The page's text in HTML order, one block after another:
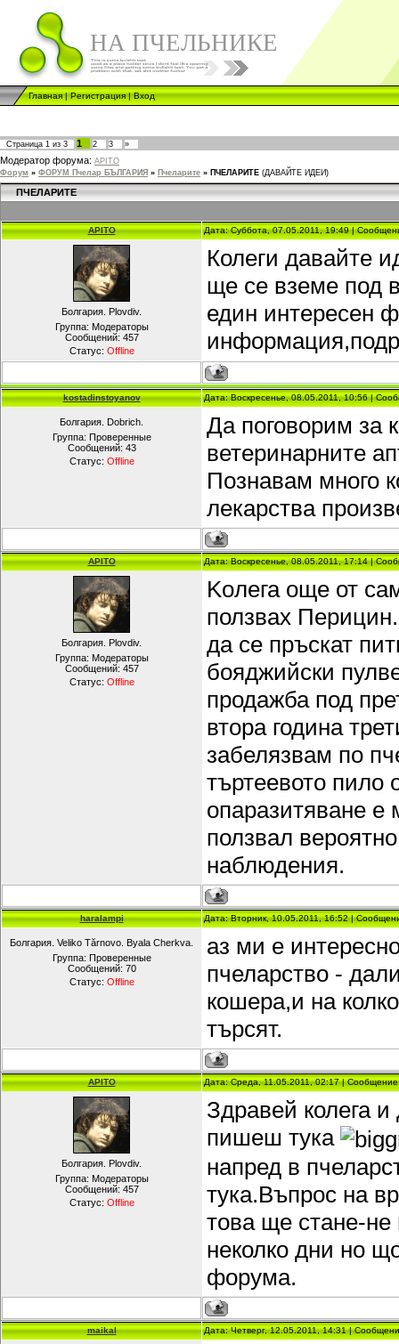
НА ПЧЕЛЬНИКЕ
Главная|Регистрация|Вход
Страница 1 из 3 1 2 3 »
Модератор форума: APITO
Форум » ФОРУМ Пчелар БЪЛГАРИЯ » Пчеларите » ПЧЕЛАРИТЕ (ДАВАЙТЕ ИДЕИ)
ПЧЕЛАРИТЕ
APITO Дата: Суббота, 07.05.2011, 19:49 |
Болгария. Plovdiv.
Группа: Модераторы
Сообщений: 457
Статус: Offline
Колеги давайте
ще се вземе под
един интересен
kostadinstoyanov Дата: Воскресенье, 08.05.2011, 10:56 |
Болгария. Dobrich.
Группа: Проверенные
Сообщений: 43
Статус: Offline
Да поговорим за
ветеринарните
Познавам много
лекарства
APITO Дата: Воскресенье, 08.05.2011, 17:14 |
Болгария. Plovdiv.
Группа: Модераторы
Сообщений: 457
Статус: Offline
Koлега още от
ползвах
да се пръскат
бояджийски
продажба под
втора година
забелязвам по
търтеевото пило
опаразитяване е
ползвал
наблюдения.
haralampi Дата: Вторник, 10.05.2011, 16:52 |
Болгария. Veliko Tărnovo. Byala Cherkva.
Группа: Проверенные
Сообщений: 70
Статус: Offline
аз ми е
пчеларство -
кошера,и на
търсят.
APITO Дата: Среда, 11.05.2011, 02:17 |
Болгария. Plovdiv.
Группа: Модераторы
Сообщений: 457
Статус: Offline
Здравей колега
пишеш тука
напред в
тука.Въпрос на
това ще стане-
неколко дни но
форумa.
maikal Дата: Четверг, 12.05.2011, 14:31 |